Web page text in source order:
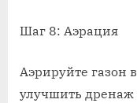
Шаг 8: Аэрация
Аэрируйте газон
улучшить дренаж